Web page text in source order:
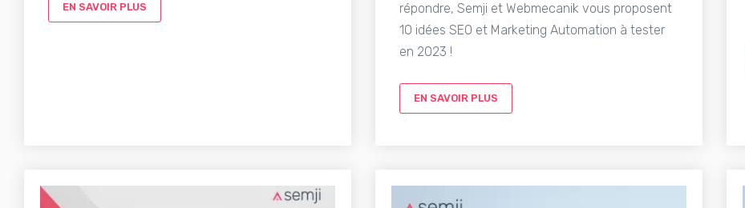
EN SAVOIR PLUS
répondre, Semji et Webmecanik vous proposent
10 idées SEO et Marketing Automation à tester
en 2023 !
EN SAVOIR PLUS